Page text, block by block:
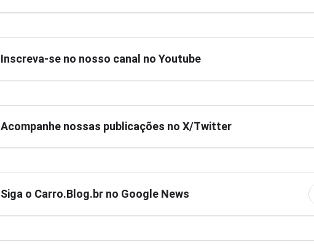
Inscreva-se no nosso canal no Youtube
Acompanhe nossas publicações no X/Twitter
Siga o Carro.Blog.br no Google News